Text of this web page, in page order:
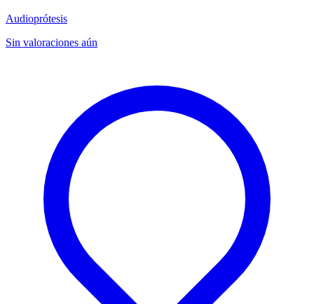
Audioprótesis
Sin valoraciones aún